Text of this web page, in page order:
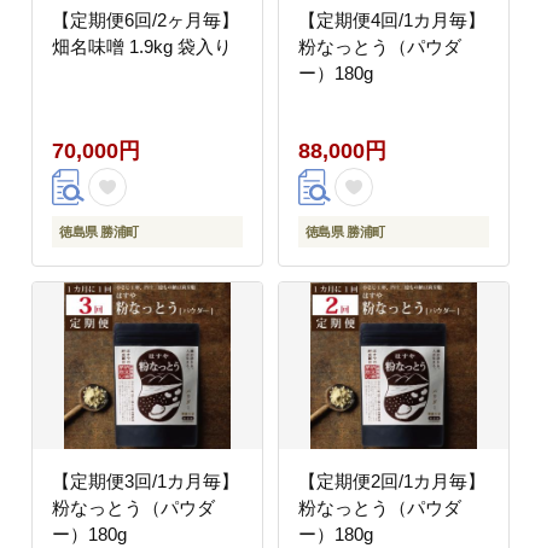
【定期便6回/2ヶ月毎】
畑名味噌 1.9kg 袋入り
70,000円
徳島県 勝浦町
【定期便4回/1カ月毎】
粉なっとう（パウダ
ー）180g
88,000円
徳島県 勝浦町
【定期便3回/1カ月毎】
粉なっとう（パウダ
ー）180g
【定期便2回/1カ月毎】
粉なっとう（パウダ
ー）180g